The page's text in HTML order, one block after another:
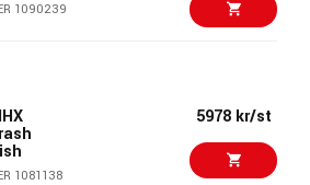
1090239
1076284
315 kr/st
1081138
5978 kr/st